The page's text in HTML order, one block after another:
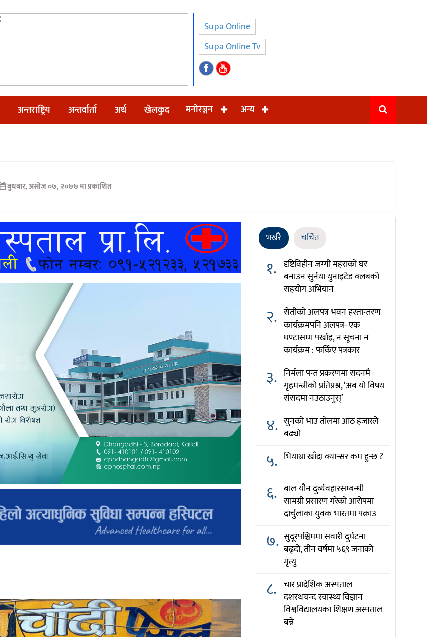
Supa Online
Supa Online Tv
अन्तराष्ट्रिय अन्तर्वार्ता अर्थ खेलकुद मनोरञ्जन अन्य
बुधबार, असोज ०७, २०७७ मा प्रकाशित
भर्खरै चर्चित
१. दृष्टिविहीन जग्गी महराको घर
बनाउन सुर्नया युनाइटेड क्लबको
सहयोग अभियान
२. सेतीको अलपत्र भवन हस्तान्तरण
कार्यक्रमपनि अलपत्र- एक
घण्टासम्म पर्खाइ, न सूचना न
कार्यक्रम : फर्किए पत्रकार
३. निर्मला पन्त प्रकरणमा सदनमै
गृहमन्त्रीको प्रतिप्रश्न, ‘अब यो विषय
संसदमा नउठाउनुस्’
४. सुनको भाउ तोलमा आठ हजारले
बढ्यो
५. भियाग्रा खाँदा क्यान्सर कम हुन्छ ?
६. बाल यौन दुर्व्यवहारसम्बन्धी
सामग्री प्रसारण गरेको आरोपमा
दार्चुलाका युवक भारतमा पक्राउ
७. सुदूरपश्चिममा सवारी दुर्घटना
बढ्दो, तीन वर्षमा ५६९ जनाको
मृत्यु
८. चार प्रादेशिक अस्पताल
दशरथचन्द स्वास्थ्य विज्ञान
विश्वविद्यालयका शिक्षण अस्पताल
बन्ने